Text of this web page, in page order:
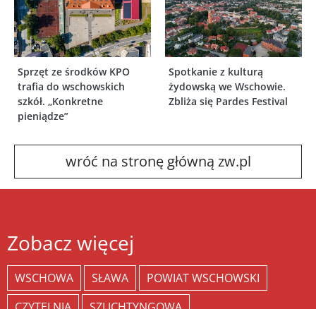
Sprzęt ze środków KPO
trafia do wschowskich
szkół. „Konkretne
pieniądze”
Spotkanie z kulturą
żydowską we Wschowie.
Zbliża się Pardes Festival
wróć na stronę główną zw.pl
Zobacz więcej
WSCHOWA SŁAWA
POWIAT WSCHOWSKI